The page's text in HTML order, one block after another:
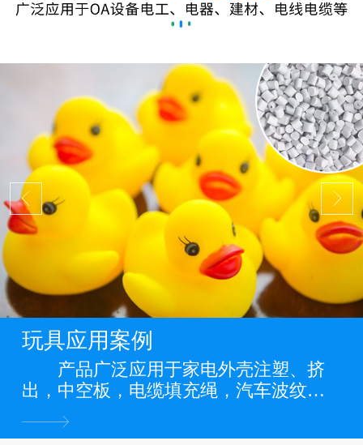
玩具应用案例
产品广泛应用于家电外壳注塑、挤
出，中空板，电缆填充绳，汽车波纹
管，缠绕管，电力管道，PP管，PP板
材，PP片材，PP膜等各类PP料阻燃制品